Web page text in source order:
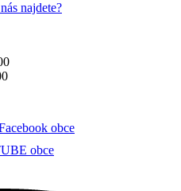
najdete?
obce
obce